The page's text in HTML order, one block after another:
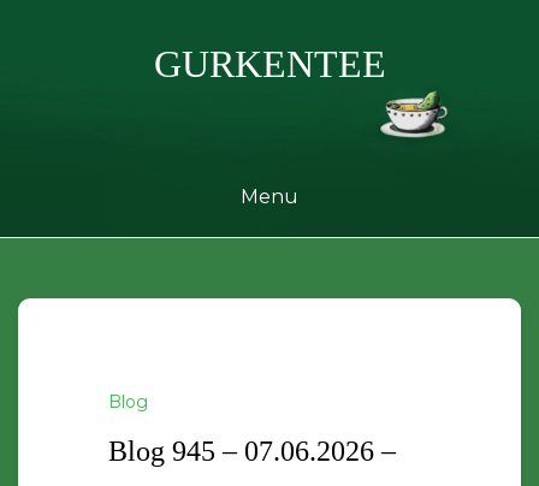
GURKENTEE
Menu
Blog
Blog 945 – 07.06.2026 –